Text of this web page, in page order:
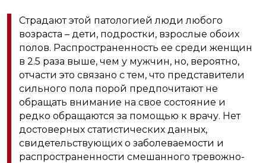
Страдают этой патологией люди любого
возраста – дети, подростки, взрослые обоих
полов. Распространенность ее среди женщин
в 2.5 раза выше, чем у мужчин, но, вероятно,
отчасти это связано с тем, что представители
сильного пола порой предпочитают не
обращать внимание на свое состояние и
редко обращаются за помощью к врачу. Нет
достоверных статистических данных,
свидетельствующих о заболеваемости и
распространенности смешанного тревожно-